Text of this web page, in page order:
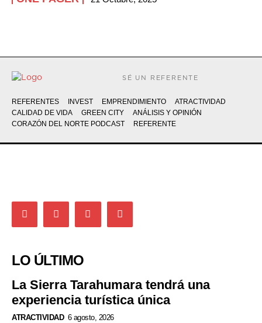
SÉ UN REFERENTE
REFERENTES INVEST EMPRENDIMIENTO
ATRACTIVIDAD
CALIDAD DE VIDA
GREEN CITY
ANÁLISIS Y OPINIÓN
CORAZÓN DEL NORTE PODCAST
REFERENTE
LO ÚLTIMO
La Sierra Tarahumara tendrá una
experiencia turística única
ATRACTIVIDAD 6 agosto, 2026